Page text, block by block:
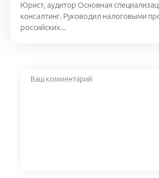
Юрист, аудитор Основная
консалтинг. Руководил налоговыми
российских...